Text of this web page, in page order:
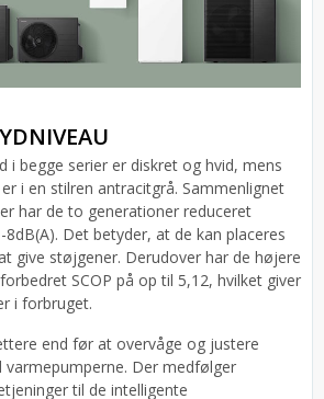
i begge serier er diskret og hvid, mens
i en stilren antracitgrå. Sammenlignet
har de to generationer reduceret
Det betyder, at de kan placeres
give støjgener. Derudover har de højere
SCOP på op til 5,12, hvilket giver
i forbruget.
end før at overvåge og justere
Der medfølger
til de intelligente